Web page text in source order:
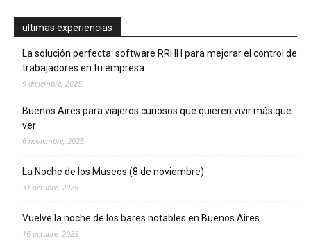
ultimas experiencias
La solución perfecta: software RRHH para mejorar el control de
trabajadores en tu empresa
9 diciembre, 2025
Buenos Aires para viajeros curiosos que quieren vivir más que
ver
6 noviembre, 2025
La Noche de los Museos (8 de noviembre)
31 octubre, 2025
Vuelve la noche de los bares notables en Buenos Aires
16 octubre, 2025